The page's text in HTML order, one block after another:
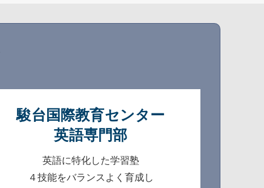
駿台国際教育センター
英語専門部
英語に特化した学習塾
４技能をバランスよく育成し